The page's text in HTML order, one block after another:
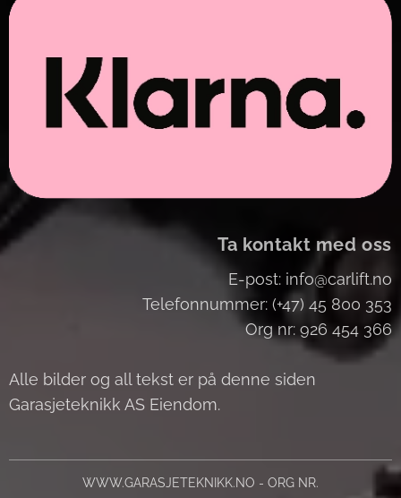
Ta kontakt med oss
E-post: info@carlift.no
Telefonnummer: (+47) 45 800 353
Org nr: 926 454 366
Alle bilder og all tekst er på denne siden
Garasjeteknikk AS Eiendom.
WWW.GARASJETEKNIKK.NO - ORG NR.